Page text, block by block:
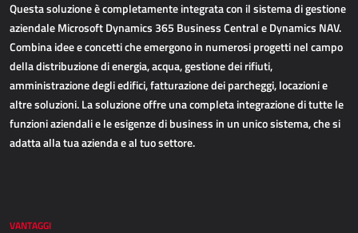
AllForNextGen
AllForWeb
Potenziare le vendite online
APPLICAZIONI WEB
Siti web complessi
Questa soluzione è completamente integrata con il sistema di gestione
aziendale Microsoft Dynamics 365 Business Central e Dynamics NAV.
Combina idee e concetti che emergono in numerosi progetti nel campo
della distribuzione di energia, acqua, gestione dei rifiuti,
amministrazione degli edifici, fatturazione dei parcheggi, locazioni e
altre soluzioni. La soluzione offre una completa integrazione di tutte le
funzioni aziendali e le esigenze di business in un unico sistema, che si
adatta alla tua azienda e al tuo settore.
VANTAGGI